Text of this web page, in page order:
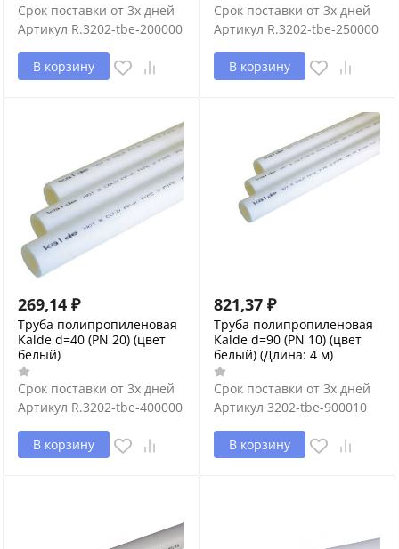
Срок поставки от 3х дней
Артикул R.3202-tbe-200000
В корзину
Срок поставки от 3х дней
Артикул R.3202-tbe-250000
В корзину
269,14 ₽
Труба полипропиленовая
Kalde d=40 (PN 20) (цвет
белый)
Срок поставки от 3х дней
Артикул R.3202-tbe-400000
В корзину
821,37 ₽
Труба полипропиленовая
Kalde d=90 (PN 10) (цвет
белый) (Длина: 4 м)
Срок поставки от 3х дней
Артикул 3202-tbe-900010
В корзину